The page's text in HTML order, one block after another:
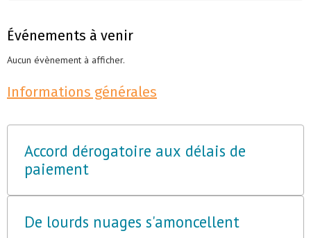
Événements à venir
Aucun évènement à afficher.
Informations générales
Accord dérogatoire aux délais de
paiement
De lourds nuages s'amoncellent